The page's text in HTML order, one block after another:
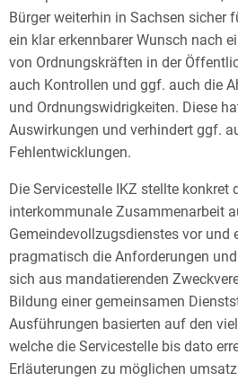
Bürger weiterhin in Sachsen sicher
ein klar erkennbarer Wunsch nach
von Ordnungskräften in der
auch Kontrollen und ggf. auch die
und Ordnungswidrigkeiten. Diese
Auswirkungen und verhindert ggf.
Fehlentwicklungen.
Die Servicestelle IKZ stellte konkret
interkommunale Zusammenarbeit
Gemeindevollzugsdienstes vor und
pragmatisch die Anforderungen
sich aus mandatierenden
Bildung einer gemeinsamen
Ausführungen basierten auf den
welche die Servicestelle bis dato
Erläuterungen zu möglichen